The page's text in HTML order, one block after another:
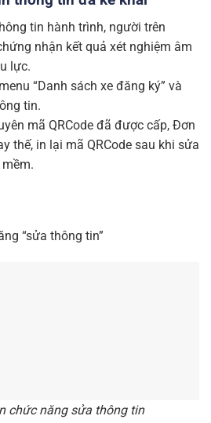
tin hành trình, người trên
nhận kết quả xét nghiệm âm
lực.
“Danh sách xe đăng ký” và
tin.
mã QRCode đã được cấp, Đơn
thế, in lại mã QRCode sau khi sửa
“sửa thông tin”
chức năng sửa thông tin